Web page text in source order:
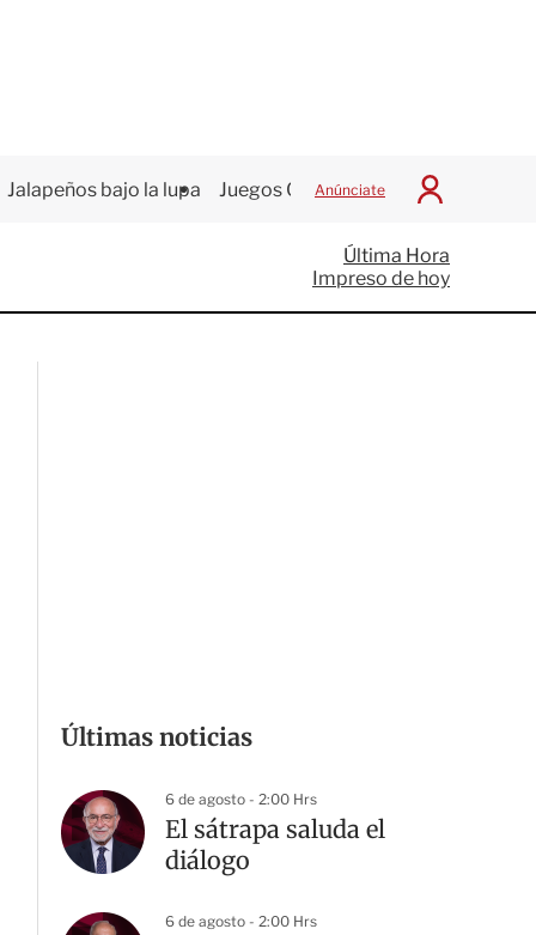
Jalapeños bajo la lupa Juegos Centroamericanos
Anúnciate
I
c
i
a
Última Hora
Impreso de hoy
Últimas noticias
6 de agosto - 2:00 Hrs
El sátrapa saluda el
diálogo
6 de agosto - 2:00 Hrs